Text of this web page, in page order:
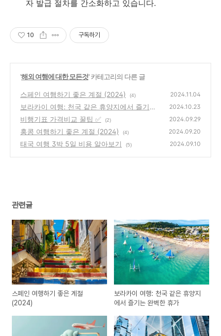
자 발급 절차를 간소화하고 있습니다.
10 구독하기
'해외 여행에 대한 모든것' 카테고리의 다른 글
스페인 여행하기 좋은 계절 (2024) (4) 2024.11.04
보라카이 여행: 천국 같은 휴양지에서 즐기는
완벽한 휴가
(9)
2024.10.23
비행기표 가격비교 꿀팁 ✅ (2) 2024.09.29
홍콩 여행하기 좋은 계절 (2024) (4) 2024.09.20
태국 여행 3박 5일 비용 알아보기 (5) 2024.09.10
관련글
스페인 여행하기 좋은 계절
(2024)
보라카이 여행: 천국 같은 휴양지
에서 즐기는 완벽한 휴가